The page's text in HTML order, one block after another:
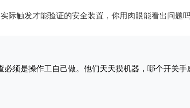
际触发才能验证的安全装置，你用肉眼能看出问题
须是操作工自己做。他们天天摸机器，哪个开关手